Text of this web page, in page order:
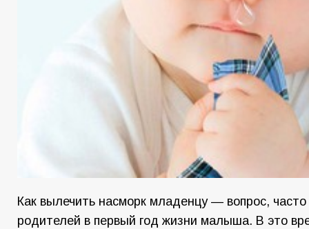
Как вылечить насморк младенцу — вопрос,
родителей в первый год жизни малыша. В это